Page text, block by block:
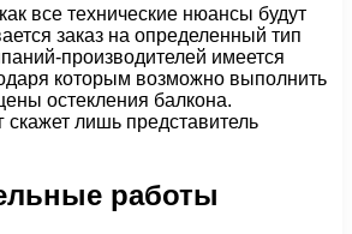
все технические нюансы будут
заказ на определенный тип
производителей имеется
которым возможно выполнить
остекления балкона.
скажет лишь представитель
работы